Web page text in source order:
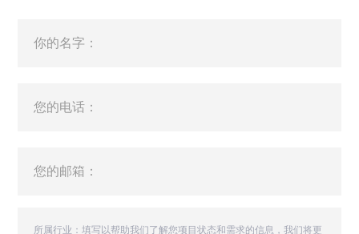
你的名字：
您的电话：
您的邮箱：